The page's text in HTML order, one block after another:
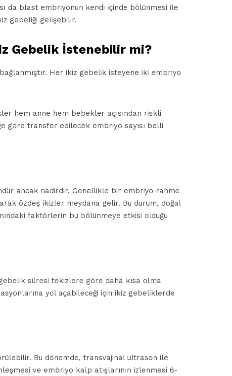
da blast embriyonun kendi içinde bölünmesi ile
gebeliği gelişebilir.
Gebelik İstenebilir mi?
Her ikiz gebelik isteyene iki embriyo
hem anne hem bebekler açısından riskli
göre transfer edilecek embriyo sayısı belli
ancak nadirdir. Genellikle bir embriyo rahme
özdeş ikizler meydana gelir. Bu durum, doğal
faktörlerin bu bölünmeye etkisi olduğu
süresi tekizlere göre daha kısa olma
yol açabileceği için ikiz gebeliklerde
Bu dönemde, transvajinal ultrason ile
ve embriyo kalp atışlarının izlenmesi 6-